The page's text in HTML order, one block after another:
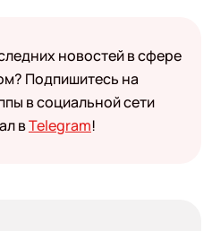
новостей в сфере
Подпишитесь на
в социальной сети
вTelegram!